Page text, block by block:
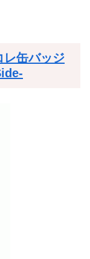
レ缶バッジ